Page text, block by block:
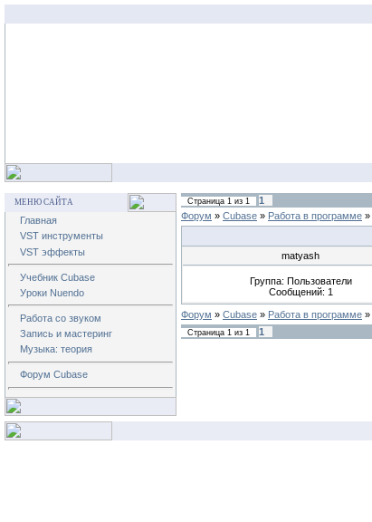
МЕНЮ САЙТА
Главная
VST инструменты
VST эффекты
Учебник Cubase
Уроки Nuendo
Работа со звуком
Запись и мастеринг
Музыка: теория
Форум Cubase
Страница 1 из 1
1
Форум » Cubase » Работа в программе »
matyash
Группа: Пользователи
Сообщений: 1
Форум » Cubase » Работа в программе »
Страница 1 из 1 1